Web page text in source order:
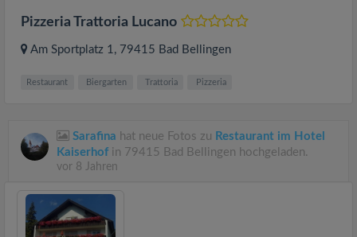
Pizzeria Trattoria Lucano
Am Sportplatz 1, 79415 Bad Bellingen
Restaurant Biergarten Trattoria Pizzeria
Sarafina hat neue Fotos zu Restaurant im Hotel
Kaiserhof in 79415 Bad Bellingen hochgeladen.
vor 8 Jahren